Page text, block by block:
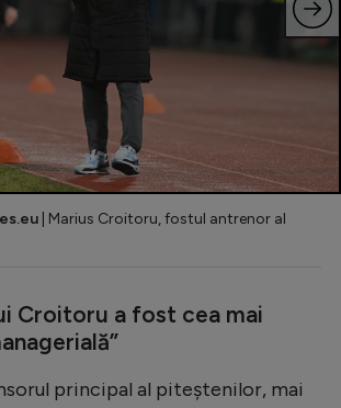
| Marius Croitoru, fostul antrenor al
Croitoru a fost cea mai
principal al piteștenilor, mai